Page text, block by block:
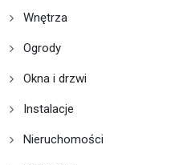
Wnętrza
Ogrody
Okna i drzwi
Instalacje
Nieruchomości